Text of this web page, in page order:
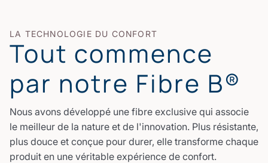
LA TECHNOLOGIE DU CONFORT
Tout commence
par notre Fibre B®
Nous avons développé une fibre exclusive qui associe
le meilleur de la nature et de l'innovation. Plus résistante,
plus douce et conçue pour durer, elle transforme chaque
produit en une véritable expérience de confort.